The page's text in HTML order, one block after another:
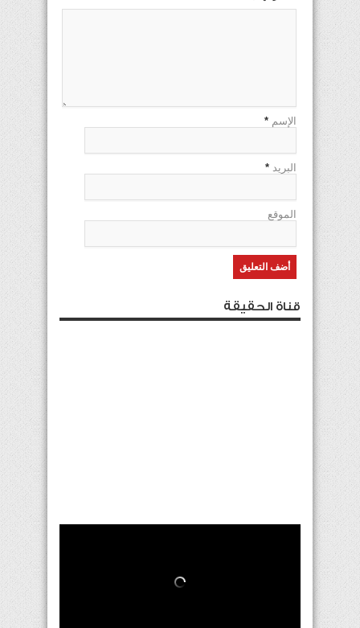
الإسم *
البريد *
الموقع
قناة الحقيقة